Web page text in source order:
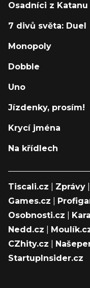
Osadníci z Katanu
7 divů světa: Duel
Monopoly
Dobble
Uno
Jízdenky, prosím!
Krycí jména
Na křídlech
Tiscali.cz Zprávy
Games.cz
Osobnosti.cz
Nedd.cz
CZhity.cz
StartupInsider.cz